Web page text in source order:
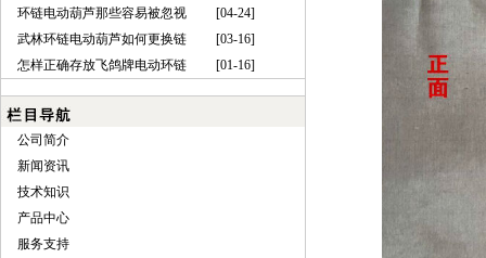
环链电动葫芦那些容易被忽视
[04-24]
武林环链电动葫芦如何更换链
[03-16]
怎样正确存放飞鸽牌电动环链
[01-16]
公司简介
新闻资讯
技术知识
产品中心
服务支持